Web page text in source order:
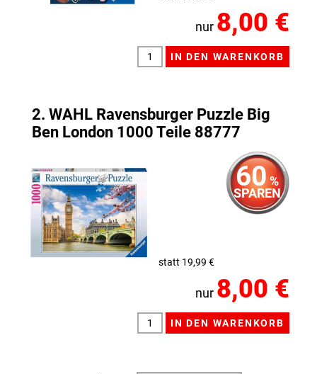
nur 8,00 €
2. WAHL Ravensburger Puzzle Big
Ben London 1000 Teile 88777
60 %
SPAREN
statt 19,99 €
nur 8,00 €